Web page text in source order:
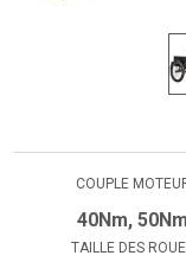
COUPLE
40Nm, 50Nm
TAILLE DES